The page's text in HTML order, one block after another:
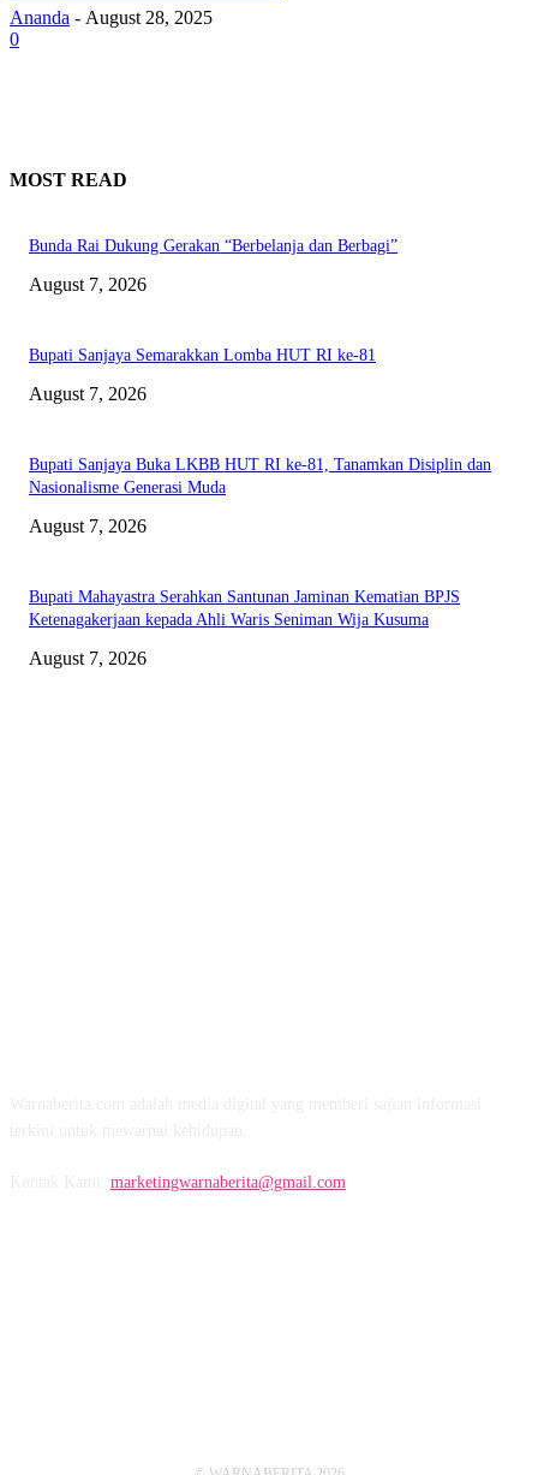
Ananda - August 28, 2025
0
MOST READ
Bunda Rai Dukung Gerakan “Berbelanja dan Berbagi”
August 7, 2026
Bupati Sanjaya Semarakkan Lomba HUT RI ke-81
August 7, 2026
Bupati Sanjaya Buka LKBB HUT RI ke-81, Tanamkan Disiplin dan
Nasionalisme Generasi Muda
August 7, 2026
Bupati Mahayastra Serahkan Santunan Jaminan Kematian BPJS
Ketenagakerjaan kepada Ahli Waris Seniman Wija Kusuma
August 7, 2026
marketingwarnaberita@gmail.com